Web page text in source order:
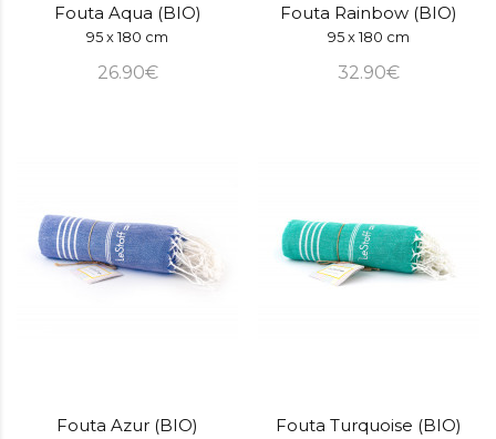
Fouta Aqua (BIO)
95 x 180 cm
26.90€
Fouta Rainbow (BIO)
95 x 180 cm
32.90€
Fouta Azur (BIO) Fouta Turquoise (BIO)